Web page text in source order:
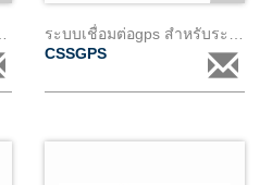
CSSGPS